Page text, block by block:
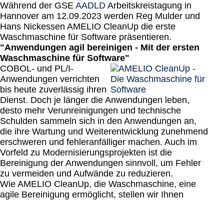
Während der GSE AADLD Arbeitskreistagung in
Hannover am 12.09.2023 werden Reg Mulder und
Hans Nickessen AMELIO CleanUp die erste
Waschmaschine für Software präsentieren.
"Anwendungen agil bereinigen - Mit der ersten
Waschmaschine für Software"
COBOL- und PL/I-
Anwendungen verrichten
bis heute zuverlässig ihren
Dienst. Doch je länger die Anwendungen leben,
desto mehr Verunreinigungen und technische
Schulden sammeln sich in den Anwendungen an,
die ihre Wartung und Weiterentwicklung zunehmend
erschweren und fehleranfälliger machen. Auch im
Vorfeld zu Modernisierungsprojekten ist die
Bereinigung der Anwendungen sinnvoll, um Fehler
zu vermeiden und Aufwände zu reduzieren.
Wie AMELIO CleanUp, die Waschmaschine, eine
agile Bereinigung ermöglicht, stellen wir Ihnen